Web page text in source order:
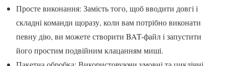
Просте виконання: Замість того, щоб вводити довгі і
складні команди щоразу, коли вам потрібно виконати
певну дію, ви можете створити BAT-файл і запустити
його простим подвійним клацанням миші.